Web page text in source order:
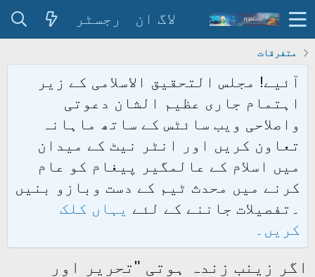
لاگ ان رجسٹر
متفرقات
آئیے! مجلس التحقیق الاسلامی کے زیر
اہتمام جاری عظیم الشان دعوتی
واصلاحی ویب سائٹس کے ساتھ ماہانہ
تعاون کریں اور انٹر نیٹ کے میدان
میں اسلام کے عالمگیر پیغام کو عام
کرنے میں محدث ٹیم کے دست وبازو بنیں
۔تفصیلات جاننے کے لئے یہاں کلک
کریں۔
اگر زینب زندہ ہوتی "تحریر اور